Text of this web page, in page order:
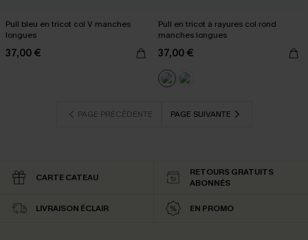
Pull bleu en tricot col V manches
longues
37,00 €
Pull en tricot à rayures col rond
manches longues
37,00 €
PAGE PRÉCÉDENTE PAGE SUIVANTE
CARTE CATEAU
RETOURS GRATUITS
ABONNÉS
LIVRAISON ÉCLAIR EN PROMO